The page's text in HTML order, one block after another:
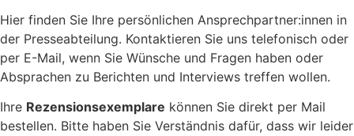
Hier finden Sie Ihre persönlichen Ansprechpartner:innen in
der Presseabteilung. Kontaktieren Sie uns telefonisch oder
per E-Mail, wenn Sie Wünsche und Fragen haben oder
Absprachen zu Berichten und Interviews treffen wollen.
Ihre Rezensionsexemplare können Sie direkt per Mail
bestellen. Bitte haben Sie Verständnis dafür, dass wir leider